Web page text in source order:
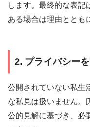
します。最終的な表記
ある場合は理由ととも
2. プライバシー
公開されていない私生
な私見は扱いません。
公的見解に基づき、必